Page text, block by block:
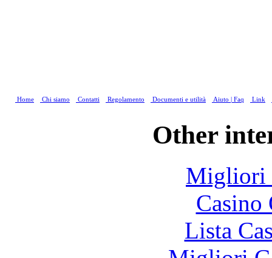
Home Chi siamo Contatti Regolamento Documenti e utilità Aiuto | Faq Link
Other
Migliori
Lista